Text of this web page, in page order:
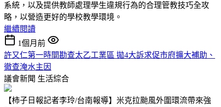
系統，以及提供教師處理學生違規行為的合理管教技巧全攻
略，以營造更好的學校教學環境。
繼續閱讀
1個月前
許又仁第一時間勘查太乙工業區 拋4大訴求促市府擴大補助、
徹查淹水主因
議會新聞 生活綜合
【柿子日報記者李玲/台南報導】米克拉颱風外圍環流帶來強